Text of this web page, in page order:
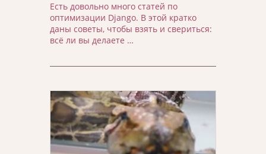
Есть довольно много статей по
оптимизации Django. В этой кратко
даны советы, чтобы взять и свериться:
всё ли вы делаете …